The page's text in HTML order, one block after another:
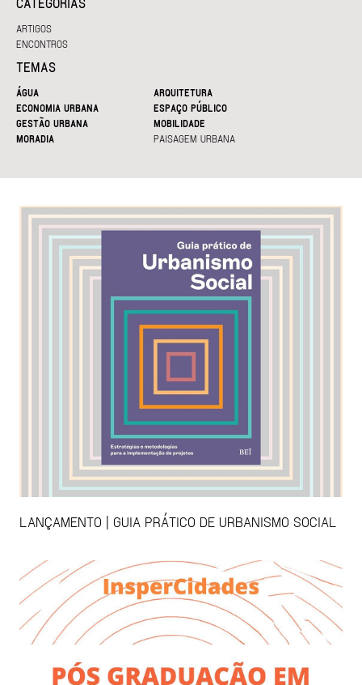
ARTIGOS
ENCONTROS
TEMAS
ÁGUA
ARQUITETURA
ECONOMIA URBANA
ESPAÇO PÚBLICO
GESTÃO URBANA
MOBILIDADE
MORADIA
PAISAGEM URBANA
LANÇAMENTO | GUIA PRÁTICO DE URBANISMO SOCIAL